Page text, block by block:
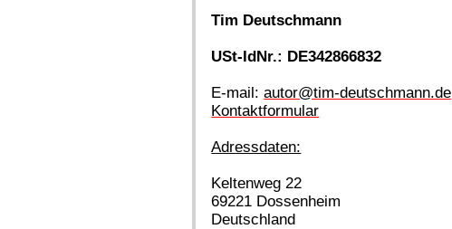
Tim Deutschmann
USt-IdNr.: DE342866832
E-mail:autor@tim-deutschmann.de
Kontaktformular
Adressdaten:
Keltenweg 22
69221 Dossenheim
Deutschland